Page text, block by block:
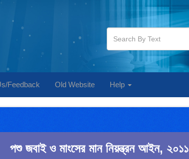
Feedback Old Website Help
পশু জবাই ও মাংসের মান নিয়ন্ত্রন আইন, ২০১১